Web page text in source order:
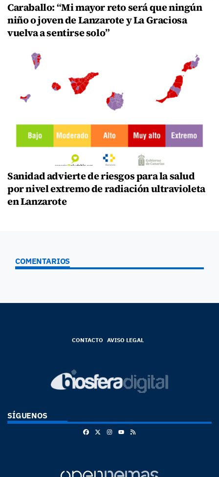
Caraballo: “Mi mayor reto será que ningún
niño o joven de Lanzarote y La Graciosa
vuelva a sentirse solo”
Sanidad advierte de riesgos para la salud
por nivel extremo de radiación ultravioleta
en Lanzarote
COMENTARIOS
CONTACTO AVISO LEGAL
SÍGUENOS
FacebookInstagram